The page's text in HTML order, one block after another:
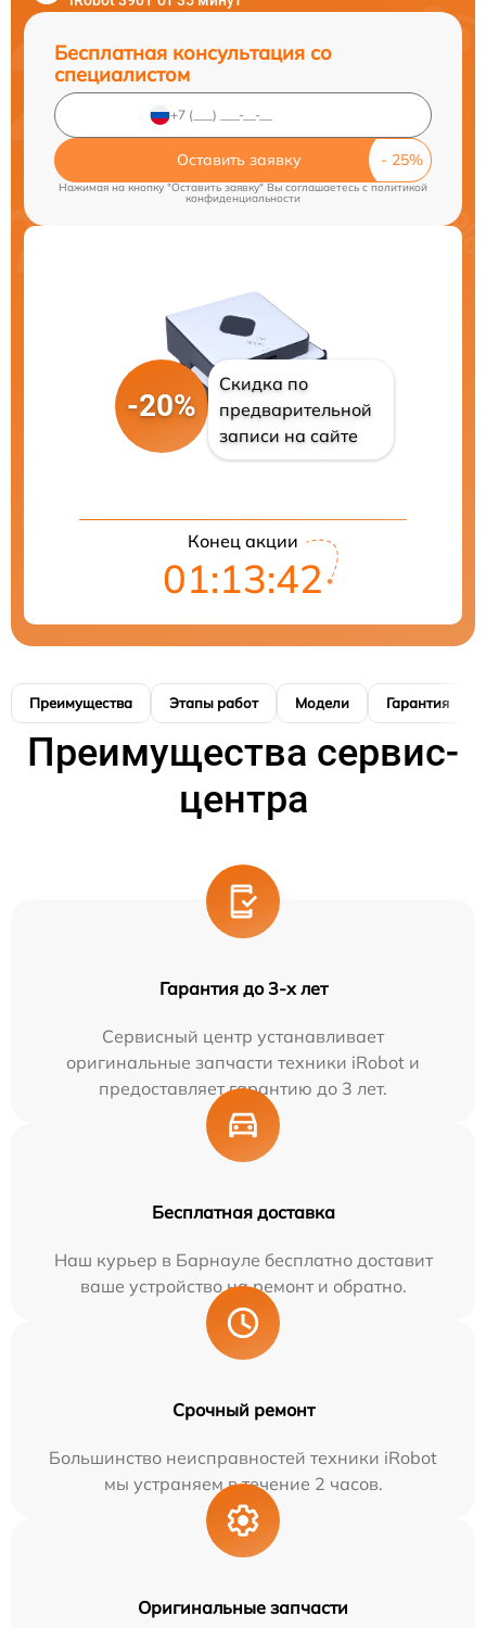
Бесплатная консультация со
специалистом
Оставить заявку
Нажимая на кнопку "Оставить заявку" Вы соглашаетесь cполитикой
конфиденциальности
-20%
Скидка по
предварительной
записи на сайте
Конец акции
01:13:41
Преимущества Этапы работ Модели Гарантия
Преимущества сервис-
центра
Гарантия до 3-х лет
Сервисный центр устанавливает
оригинальные запчасти техники iRobot и
предоставляет гарантию до 3 лет.
Бесплатная доставка
Наш курьер в Барнауле бесплатно доставит
ваше устройство на ремонт и обратно.
Срочный ремонт
Большинство неисправностей техники iRobot
мы устраняем в течение 2 часов.
Оригинальные запчасти